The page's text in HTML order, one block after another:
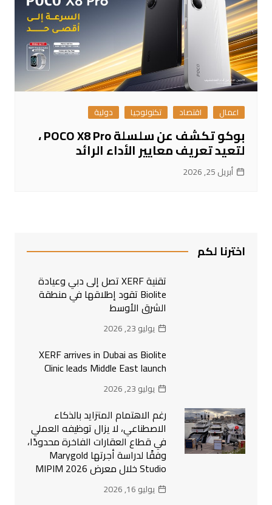
اعمال اقتصاد تكنولوجيا دولية
بوكو تكشف عن سلسلة POCO X8 Pro ،
لتعيد تعريف معايير الأداء الرائد
أبريل 25, 2026
اخترنا لكم
تقنية XERF تصل إلى دبي وعيادة
Biolite تقود إطلاقها في منطقة
الشرق الأوسط
يوليو 23, 2026
XERF arrives in Dubai as Biolite
Clinic leads Middle East launch
يوليو 23, 2026
رغم الاهتمام المتزايد بالذكاء
الاصطناعي، لا يزال توظيفه العملي
في قطاع العقارات الفاخرة محدودًا،
وفقًا لدراسة أجرتها Marygold
Studio خلال معرض MIPIM 2026
يوليو 16, 2026